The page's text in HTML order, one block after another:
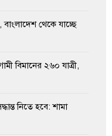
থেকে যাচ্ছে
বিমানের ২৬০ যাত্রী,
নিতে হবে: শামা